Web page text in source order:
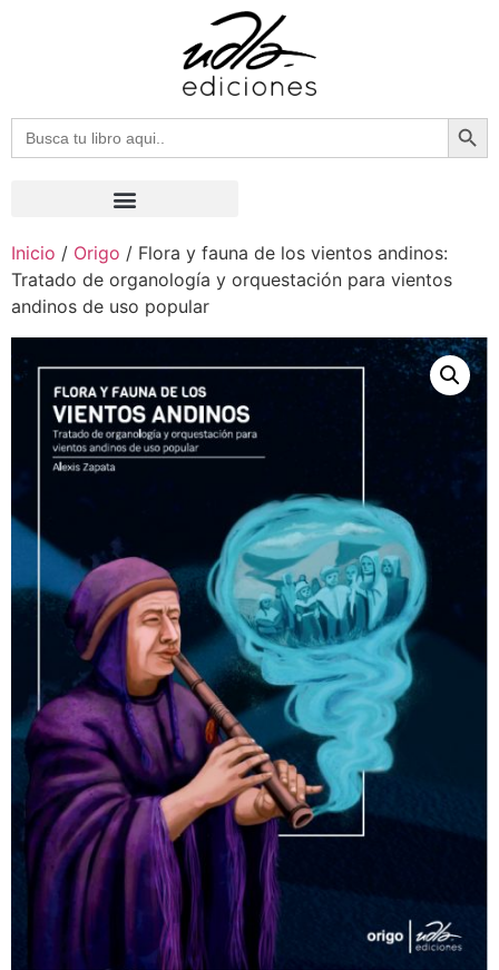
Buscar:
Inicio / Origo / Flora y fauna de los vientos andinos:
Tratado de organología y orquestación para vientos
andinos de uso popular